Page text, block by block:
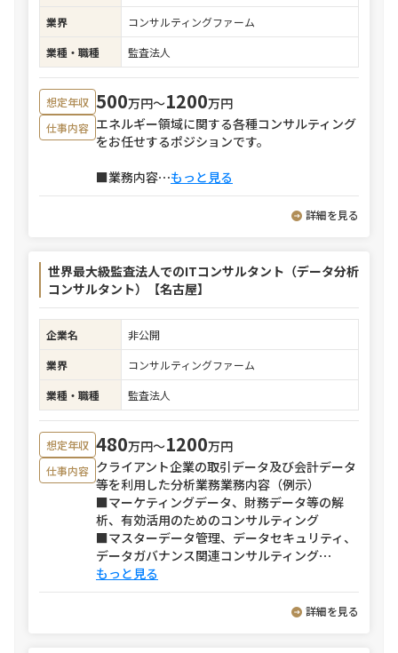
業界
コンサルティングファーム
業種・職種
監査法人
想定年収 500万円〜1200万円
仕事内容 エネルギー領域に関する各種コンサルティング
をお任せするポジションです。
■業務内容⋯もっと見る
詳細を見る
世界最大級監査法人でのITコンサルタント（データ分析
コンサルタント）【名古屋】
企業名
非公開
業界
コンサルティングファーム
業種・職種
監査法人
想定年収 480万円〜1200万円
仕事内容 クライアント企業の取引データ及び会計データ
等を利用した分析業務業務内容（例示）
■マーケティングデータ、財務データ等の解
析、有効活用のためのコンサルティング
■マスターデータ管理、データセキュリティ、
データガバナンス関連コンサルティング⋯
もっと見る
詳細を見る